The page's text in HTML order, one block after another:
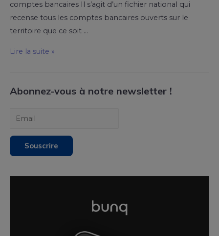
comptes bancaires Il s’agit d’un fichier national qui
recense tous les comptes bancaires ouverts sur le
territoire que ce soit …
Lire la suite »
Abonnez-vous à notre newsletter !